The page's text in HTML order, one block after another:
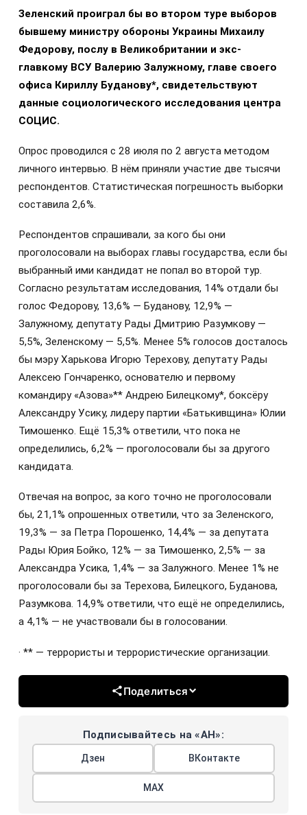
Зеленский проиграл бы во втором туре выборов
бывшему министру обороны Украины Михаилу
Федорову, послу в Великобритании и экс-
главкому ВСУ Валерию Залужному, главе своего
офиса Кириллу Буданову*, свидетельствуют
данные социологического исследования центра
СОЦИС.
Опрос проводился с 28 июля по 2 августа методом
личного интервью. В нём приняли участие две тысячи
респондентов. Статистическая погрешность выборки
составила 2,6%.
Респондентов спрашивали, за кого бы они
проголосовали на выборах главы государства, если бы
выбранный ими кандидат не попал во второй тур.
Согласно результатам исследования, 14% отдали бы
голос Федорову, 13,6% — Буданову, 12,9% —
Залужному, депутату Рады Дмитрию Разумкову —
5,5%, Зеленскому — 5,5%. Менее 5% голосов досталось
бы мэру Харькова Игорю Терехову, депутату Рады
Алексею Гончаренко, основателю и первому
командиру «Азова»** Андрею Билецкому*, боксёру
Александру Усику, лидеру партии «Батькивщина» Юлии
Тимошенко. Ещё 15,3% ответили, что пока не
определились, 6,2% — проголосовали бы за другого
кандидата.
Отвечая на вопрос, за кого точно не проголосовали
бы, 21,1% опрошенных ответили, что за Зеленского,
19,3% — за Петра Порошенко, 14,4% — за депутата
Рады Юрия Бойко, 12% — за Тимошенко, 2,5% — за
Александра Усика, 1,4% — за Залужного. Менее 1% не
проголосовали бы за Терехова, Билецкого, Буданова,
Разумкова. 14,9% ответили, что ещё не определились,
а 4,1% — не участвовали бы в голосовании.
· ** — террористы и террористические организации.
Поделиться
Подписывайтесь на «АН»:
Дзен ВКонтакте
МАХ